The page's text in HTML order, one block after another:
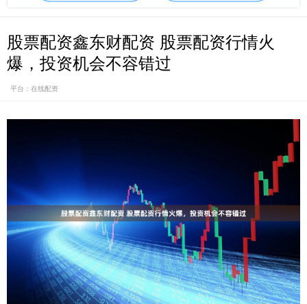
股票配资鑫东财配资 股票配资行情火
爆，投资机会不容错过
平台：在线配资